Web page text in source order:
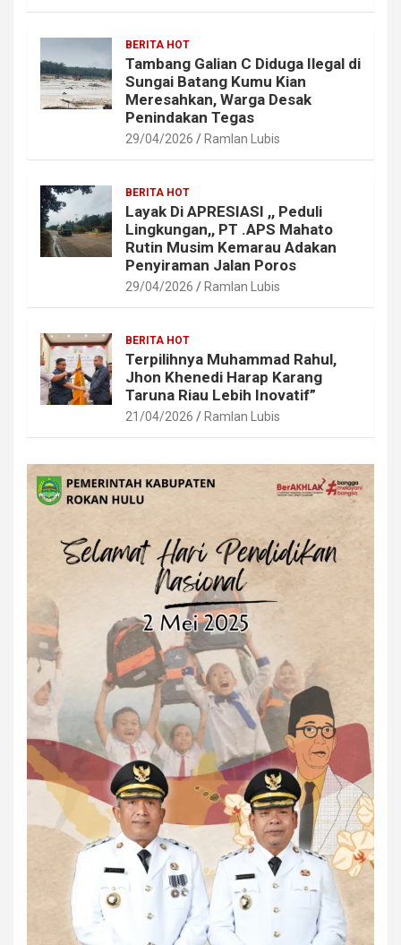
BERITA HOT
Tambang Galian C Diduga Ilegal di
Sungai Batang Kumu Kian
Meresahkan, Warga Desak
Penindakan Tegas
29/04/2026 Ramlan Lubis
BERITA HOT
Layak Di APRESIASI ,, Peduli
Lingkungan,, PT .APS Mahato
Rutin Musim Kemarau Adakan
Penyiraman Jalan Poros
29/04/2026 Ramlan Lubis
BERITA HOT
Terpilihnya Muhammad Rahul,
Jhon Khenedi Harap Karang
Taruna Riau Lebih Inovatif”
21/04/2026 Ramlan Lubis